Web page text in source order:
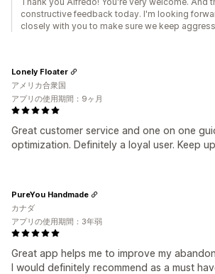
constructive feedback today. I'm looking
closely with you to make sure we keep
Great customer service and one on one
optimization. Definitely a loyal user. Keep
Lonely Floater
アメリカ合衆国
アプリの使用期間：9ヶ月
Great app helps me to improve my
I would definitely recommend as a must
PureYou Handmade
カナダ
アプリの使用期間：3年弱